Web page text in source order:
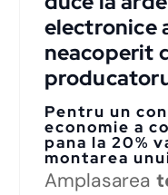
electronice
neacoperit
Pentru un
economie a
pana la 20%
montarea
Amplasarea